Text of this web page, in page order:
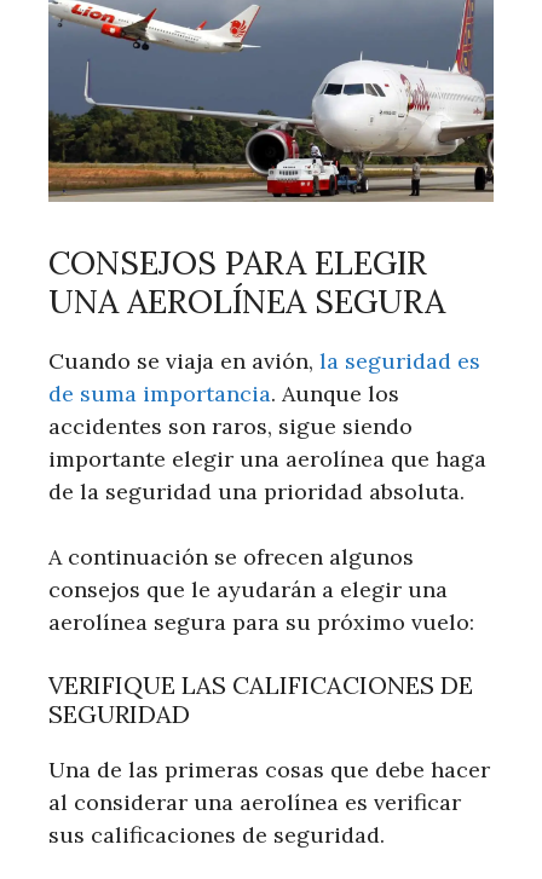
CONSEJOS PARA ELEGIR
UNA AEROLÍNEA SEGURA
Cuando se viaja en avión, la seguridad es
de suma importancia. Aunque los
accidentes son raros, sigue siendo
importante elegir una aerolínea que haga
de la seguridad una prioridad absoluta.
A continuación se ofrecen algunos
consejos que le ayudarán a elegir una
aerolínea segura para su próximo vuelo:
VERIFIQUE LAS CALIFICACIONES DE
SEGURIDAD
Una de las primeras cosas que debe hacer
al considerar una aerolínea es verificar
sus calificaciones de seguridad.